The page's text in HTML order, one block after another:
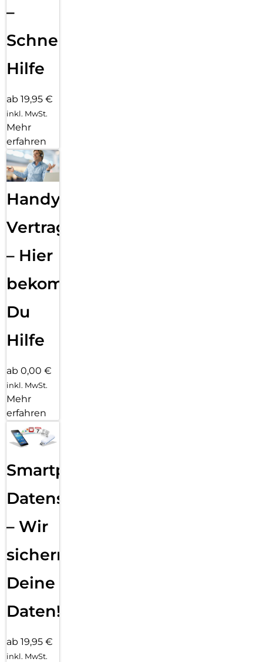
–
Schnelle
Hilfe
ab 19,95 €
inkl. MwSt.
Mehr
erfahren
Handy
Vertragsabwicklung
– Hier
bekommst
Du
Hilfe
ab 0,00 €
inkl. MwSt.
Mehr
erfahren
Smartphone
Datensicherung
– Wir
sichern
Deine
Daten!
ab 19,95 €
inkl. MwSt.